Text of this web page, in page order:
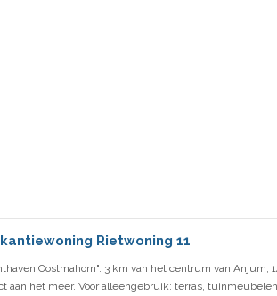
Rietwoning 11
Oostmahorn". 3 km van het centrum van
aan het meer. Voor alleengebruik: terras,